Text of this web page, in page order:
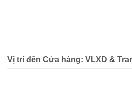
Vị trí đến Cửa hàng: VLXD &